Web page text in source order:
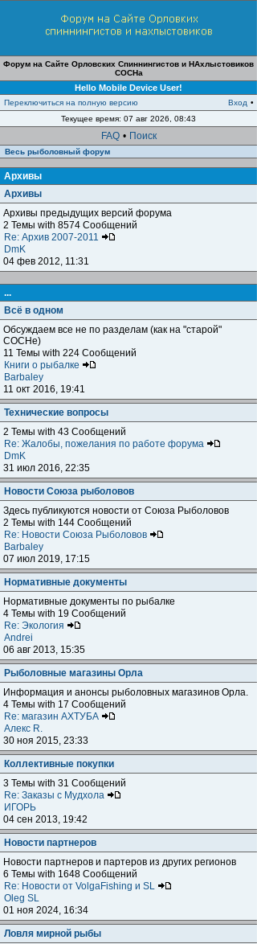
Форум на Сайте Орловских Спиннингистов и НАхлыстовиков
СОСНа
Hello Mobile Device User!
Переключиться на полную версию Вход •
Текущее время: 07 авг 2026, 08:43
FAQ • Поиск
Весь рыболовный форум
Архивы
Архивы
Архивы предыдущих версий форума
2 Темы with 8574 Сообщений
Re: Архив 2007-2011
DmK
04 фев 2012, 11:31
...
Всё в одном
Обсуждаем все не по разделам (как на "старой"
СОСНе)
11 Темы with 224 Сообщений
Книги о рыбалке
Barbaley
11 окт 2016, 19:41
Технические вопросы
2 Темы with 43 Сообщений
Re: Жалобы, пожелания по работе форума
DmK
31 июл 2016, 22:35
Новости Союза рыболовов
Здесь публикуются новости от Союза Рыболовов
2 Темы with 144 Сообщений
Re: Новости Союза Рыболовов
Barbaley
07 июл 2019, 17:15
Нормативные документы
Нормативные документы по рыбалке
4 Темы with 19 Сообщений
Re: Экология
Andrei
06 авг 2013, 15:35
Рыболовные магазины Орла
Информация и анонсы рыболовных магазинов Орла.
4 Темы with 17 Сообщений
Re: магазин АХТУБА
Алекс R.
30 ноя 2015, 23:33
Коллективные покупки
3 Темы with 31 Сообщений
Re: Заказы с Мудхола
ИГОРЬ
04 сен 2013, 19:42
Новости партнеров
Новости партнеров и партеров из других регионов
6 Темы with 1648 Сообщений
Re: Новости от VolgaFishing и SL
Oleg SL
01 ноя 2024, 16:34
Ловля мирной рыбы